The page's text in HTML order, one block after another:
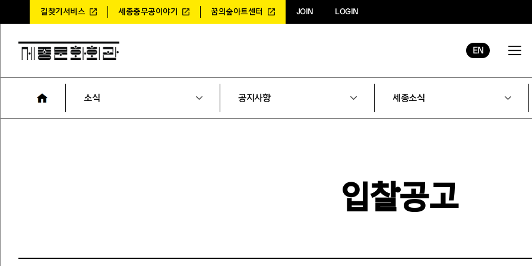
길찾기서비스 세종충무공이야기 꿈의숲아트센터 JOIN LOGIN
EN
소식 공지사항 세종소식
입찰공고